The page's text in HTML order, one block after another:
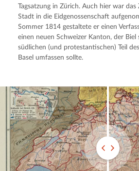
Tagsatzung in Zürich. Auch hier war das
Stadt in die Eidgenossenschaft
Sommer 1814 gestaltete er einen
einen neuen Schweizer Kanton, der Biel
südlichen (und protestantischen) Teil
Basel umfassen sollte.